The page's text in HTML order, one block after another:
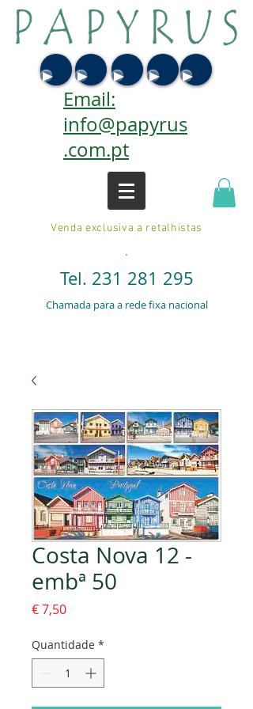
Email:
info@papyrus
.com.pt
Venda exclusiva a retalhistas
.
Tel. 231 281 295
Chamada para a rede fixa nacional
Costa Nova 12 -
embª 50
€ 7,50Preço
Quantidade *